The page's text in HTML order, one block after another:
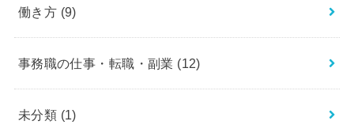
働き方 (9)
事務職の仕事・転職・副業 (12)
未分類 (1)